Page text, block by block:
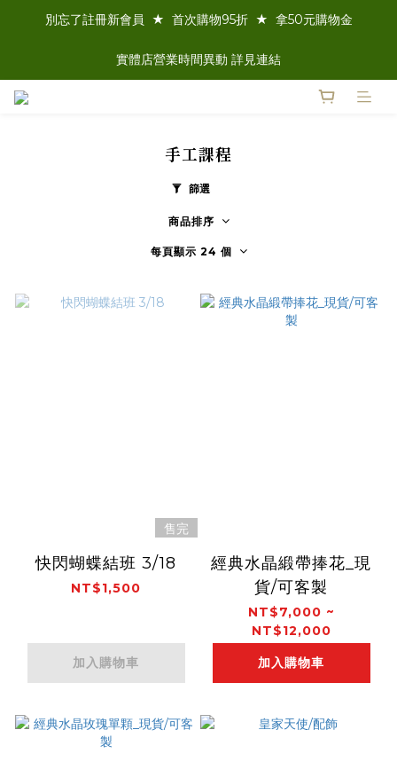
別忘了註冊新會員  ★  首次購物95折  ★  拿50元購物金
實體店營業時間異動 詳見連結
手工課程
篩選
商品排序
每頁顯示 24 個
售完
快閃蝴蝶結班 3/18
NT$1,500
加入購物車
經典水晶緞帶捧花_現
貨/可客製
NT$7,000 ~
NT$12,000
加入購物車